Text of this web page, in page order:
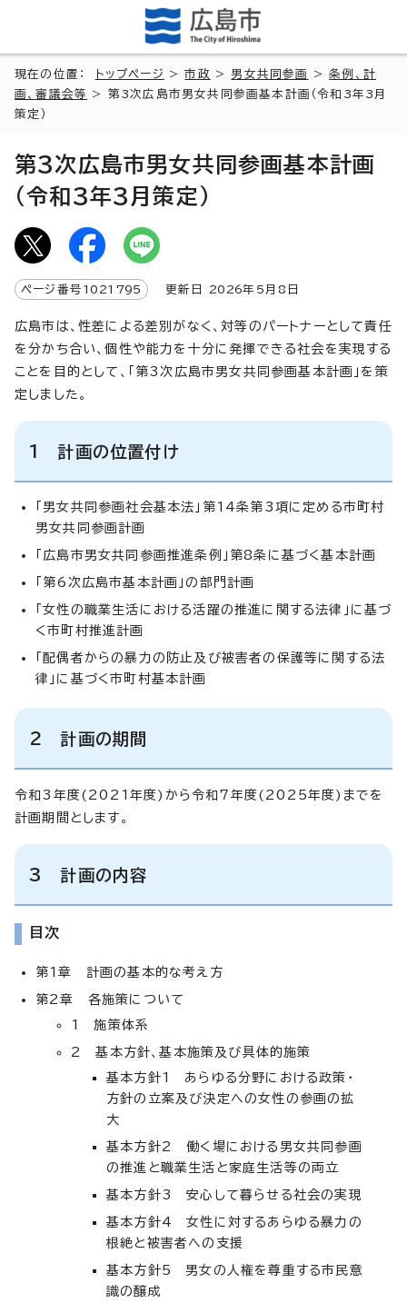
現在の位置： トップページ >市政 >男女共同参画 >条例、計
画、審議会等
> 第3次広島市男女共同参画基本計画（令和3年3月
策定）
第3次広島市男女共同参画基本計画
（令和3年3月策定）
ページ番号 1021795 更新日 2026年5月8日
広島市は、性差による差別がなく、対等のパートナーとして責任
を分かち合い、個性や能力を十分に発揮できる社会を実現する
ことを目的として、「第3次広島市男女共同参画基本計画」を策
定しました。
1 計画の位置付け
「男女共同参画社会基本法」第14条第3項に定める市町村
男女共同参画計画
「広島市男女共同参画推進条例」第8条に基づく基本計画
「第6次広島市基本計画」の部門計画
「女性の職業生活における活躍の推進に関する法律」に基づ
く市町村推進計画
「配偶者からの暴力の防止及び被害者の保護等に関する法
律」に基づく市町村基本計画
2 計画の期間
令和3年度(2021年度)から令和7年度(2025年度)までを
計画期間とします。
3 計画の内容
目次
第1章 計画の基本的な考え方
第2章 各施策について
1 施策体系
2 基本方針、基本施策及び具体的施策
基本方針1 あらゆる分野における政策・
方針の立案及び決定への女性の参画の拡
大
基本方針2 働く場における男女共同参画
の推進と職業生活と家庭生活等の両立
基本方針3 安心して暮らせる社会の実現
基本方針4 女性に対するあらゆる暴力の
根絶と被害者への支援
基本方針5 男女の人権を尊重する市民意
識の醸成